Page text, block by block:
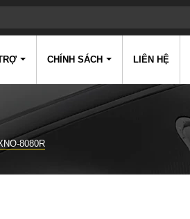
CHÍNH SÁCH LIÊN HỆ
8080R